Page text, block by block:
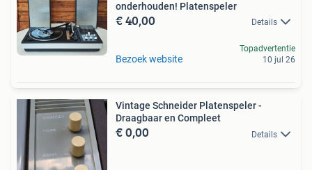
onderhouden! Platenspeler
€ 40,00 Details
Bezoek website
Topadvertentie
10 jul 26
Vintage Schneider Platenspeler -
Draagbaar en Compleet
€ 0,00 Details